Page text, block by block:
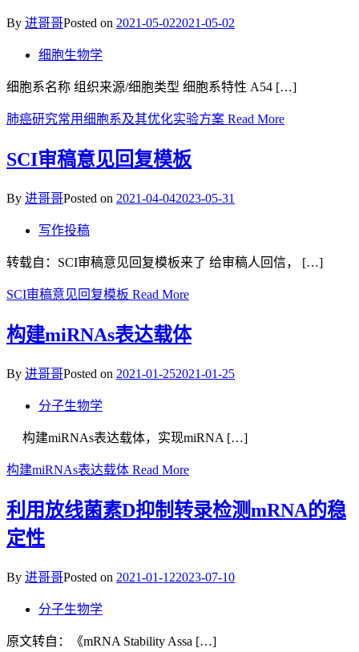
By 进哥哥Posted on 2021-05-022021-05-02
细胞生物学
细胞系名称 组织来源/细胞类型 细胞系特性 A54 […]
肺癌研究常用细胞系及其优化实验方案 Read More
SCI审稿意见回复模板
By 进哥哥Posted on 2021-04-042023-05-31
写作投稿
转载自：SCI审稿意见回复模板来了 给审稿人回信， […]
SCI审稿意见回复模板 Read More
构建miRNAs表达载体
By 进哥哥Posted on 2021-01-252021-01-25
分子生物学
构建miRNAs表达载体，实现miRNA […]
构建miRNAs表达载体 Read More
利用放线菌素D抑制转录检测mRNA的稳
定性
By 进哥哥Posted on 2021-01-122023-07-10
分子生物学
原文转自：《mRNA Stability Assa […]